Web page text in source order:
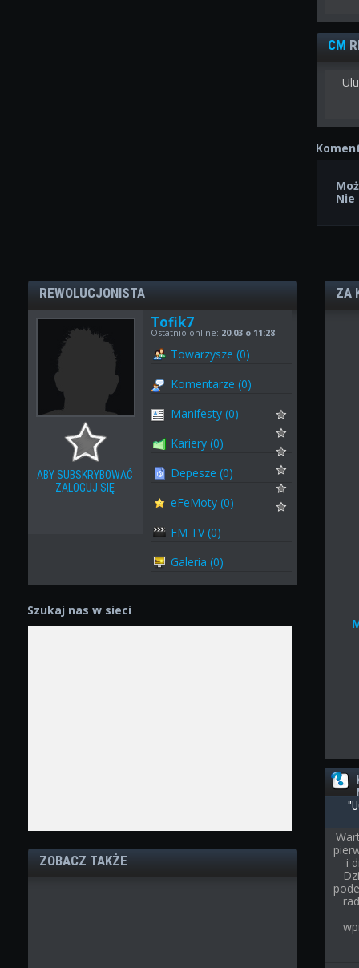
CM
REWOLUCJONISTA
ABY SUBSKRYBOWAĆ
ZALOGUJ SIĘ
Tofik7
Ostatnio online: 20.03 o 11:28
Towarzysze (0)
Komentarze (0)
Manifesty (0)
Kariery (0)
Depesze (0)
eFeMoty (0)
FM TV (0)
Galeria (0)
Szukaj nas w sieci
ZOBACZ TAKŻE
ZA
i